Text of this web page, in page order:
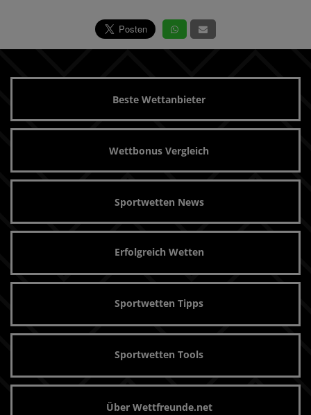
Beste Wettanbieter
Wettbonus Vergleich
Sportwetten News
Erfolgreich Wetten
Sportwetten Tipps
Sportwetten Tools
Über Wettfreunde.net